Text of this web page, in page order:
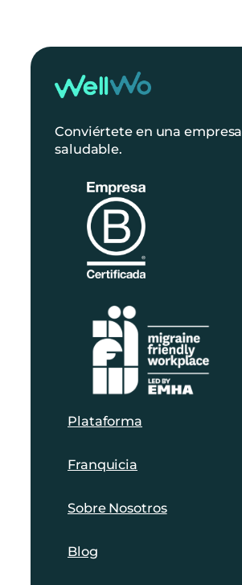
Conviértete en una empresa
saludable.
Plataforma
Franquicia
Sobre Nosotros
Blog